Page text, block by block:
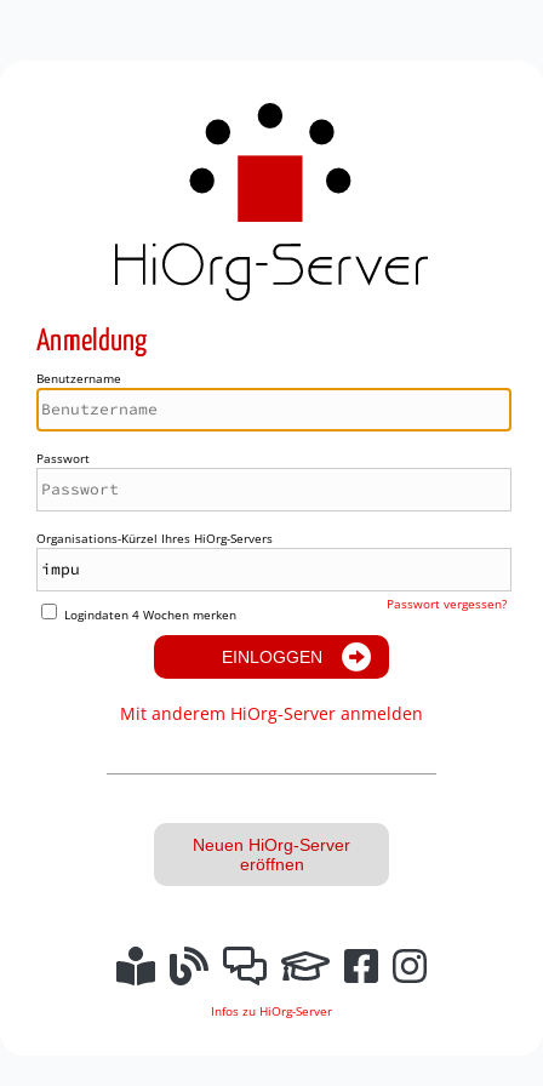
Anmeldung
Benutzername
Passwort
Organisations-Kürzel Ihres HiOrg-Servers
Logindaten 4 Wochen merken
Passwort vergessen?
EINLOGGEN
Mit anderem HiOrg-Server anmelden
Neuen HiOrg-Server
eröffnen
Infos zu HiOrg-Server